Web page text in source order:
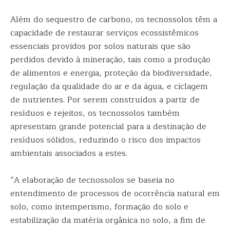
Além do sequestro de carbono, os tecnossolos têm a
capacidade de restaurar serviços ecossistêmicos
essenciais providos por solos naturais que são
perdidos devido à mineração, tais como a produção
de alimentos e energia, proteção da biodiversidade,
regulação da qualidade do ar e da água, e ciclagem
de nutrientes. Por serem construídos a partir de
resíduos e rejeitos, os tecnossolos também
apresentam grande potencial para a destinação de
resíduos sólidos, reduzindo o risco dos impactos
ambientais associados a estes.
“A elaboração de tecnossolos se baseia no
entendimento de processos de ocorrência natural em
solo, como intemperismo, formação do solo e
estabilização da matéria orgânica no solo, a fim de